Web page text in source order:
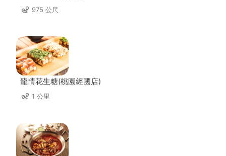
975 公尺
龍情花生糖(桃園經國店)
1 公里